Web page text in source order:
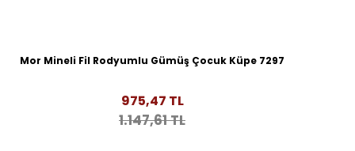
Mor Mineli Fil Rodyumlu Gümüş Çocuk Küpe 7297
975,47 TL
1.147,61 TL